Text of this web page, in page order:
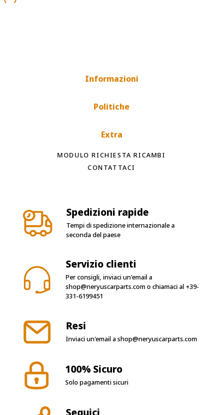
Informazioni
Politiche
Extra
MODULO RICHIESTA RICAMBI
CONTATTACI
Spedizioni rapide
Tempi di spedizione internazionale a
seconda del paese
Servizio clienti
Per consigli, inviaci un'email a
shop@neryuscarparts.como chiamaci al +39-
331-6199451
Resi
Inviaci un'email ashop@neryuscarparts.com
100% Sicuro
Solo pagamenti sicuri
Seguici